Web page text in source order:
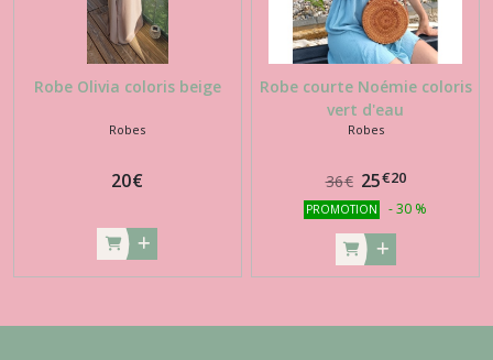
Robe Olivia coloris beige
Robes
20€
Robe courte Noémie coloris
vert d'eau
Robes
36€ 25€20
PROMOTION -30 %